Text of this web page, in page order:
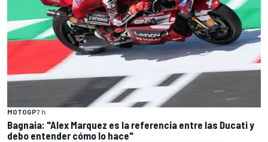
MOTOGP7 h
Bagnaia: "Alex Marquez es la referencia entre las Ducati y
debo entender cómo lo hace"